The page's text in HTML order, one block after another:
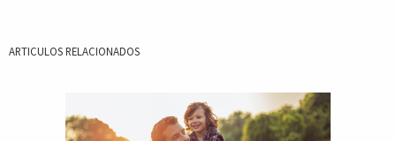
ARTICULOS RELACIONADOS